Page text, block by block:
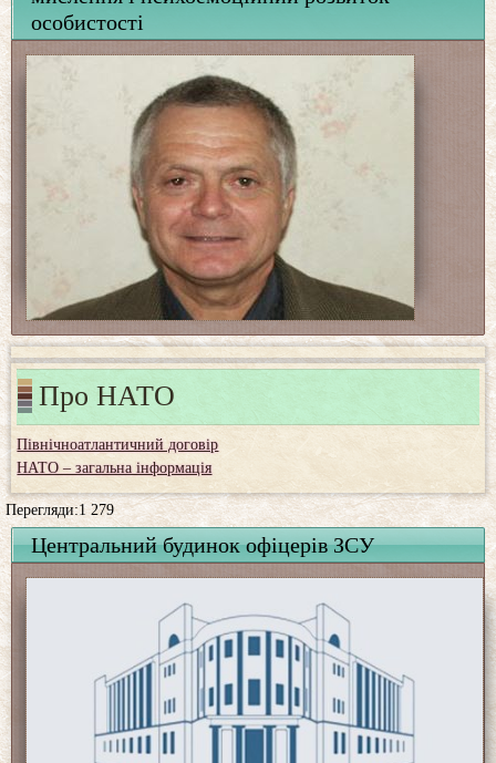
особистості
Про НАТО
Північноатлантичний договір
НАТО – загальна інформація
Перегляди:1 279
Центральний будинок офіцерів ЗСУ